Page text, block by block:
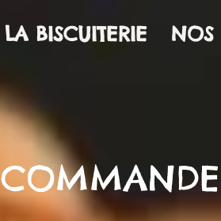
LA BISCUITERIE NOS